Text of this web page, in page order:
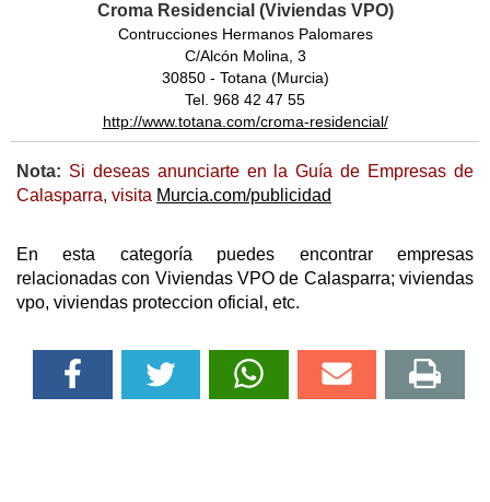
Croma Residencial (Viviendas VPO)
Contrucciones Hermanos Palomares
C/Alcón Molina, 3
30850 - Totana (Murcia)
Tel. 968 42 47 55
http://www.totana.com/croma-residencial/
Nota: Si deseas anunciarte en la Guía de Empresas de
Calasparra, visita Murcia.com/publicidad
En esta categoría puedes encontrar empresas
relacionadas con Viviendas VPO de Calasparra; viviendas
vpo, viviendas proteccion oficial, etc.